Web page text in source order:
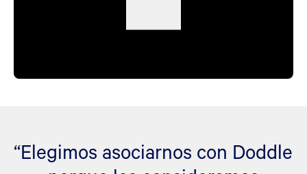
“Elegimos asociarnos con Doddle